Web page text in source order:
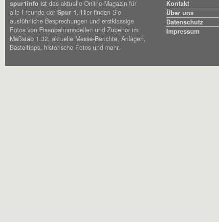
spur1info ist das aktuelle Online-Magazin für
alle Freunde der Spur 1. Hier finden Sie
ausführliche Besprechungen und erstklassige
Fotos von Eisenbahnmodellen und Zubehör im
Maßstab 1:32, aktuelle Messe-Berichte, Anlagen,
Basteltipps, historische Fotos und mehr.
Kontakt
Über uns
Datenschutz
Impressum